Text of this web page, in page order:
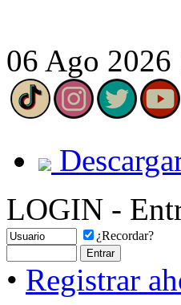
06 Ago 2026
LOGIN -
¿Recordar?
• Registrar